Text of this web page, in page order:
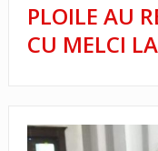
PLOILE AU
CU MELCI